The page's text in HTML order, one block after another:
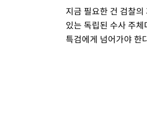
지금 필요한 건 검찰
있는 독립된 수사 주
특검에게 넘어가야 한